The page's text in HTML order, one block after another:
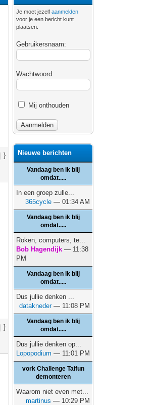
}
}
Je moet jezelfaanmelden
voor je een bericht kunt
plaatsen.
Gebruikersnaam:
Wachtwoord:
Mij onthouden
Nieuwe berichten
Vandaag ben ik blij
omdat.....
In een groep zulle...
365cycle — 01:34 AM
Vandaag ben ik blij
omdat.....
Roken, computers, te...
Bob Hagendijk — 11:38
PM
Vandaag ben ik blij
omdat.....
Dus jullie denken ...
datakneder— 11:08 PM
Vandaag ben ik blij
omdat.....
Dus jullie denken op...
Lopopodium — 11:01 PM
vork Challenge Taifun
demonteren
Waarom niet even met...
martinus — 10:29 PM